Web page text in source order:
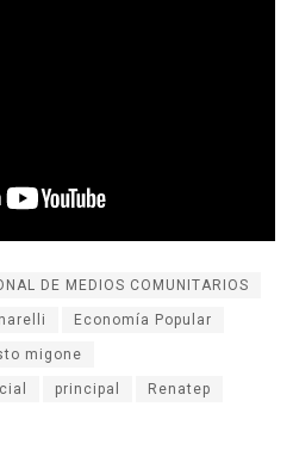
DE MEDIOS COMUNITARIOS
Economía Popular
migone
principal Renatep